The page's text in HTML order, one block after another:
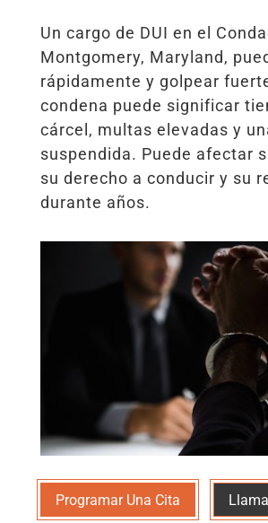
Un cargo de DUI en el
Montgomery, Maryland,
rápidamente y golpear
condena puede significar
cárcel, multas elevadas y
suspendida. Puede afectar
su derecho a conducir y su
durante años.
Programar Una Cita